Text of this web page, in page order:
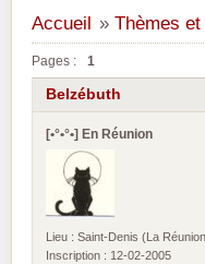
Accueil » Thèmes
Pages : 1
Belzébuth
[•°•°•] En Réunion
Lieu : Saint-Denis (La
Inscription : 12-02-2005